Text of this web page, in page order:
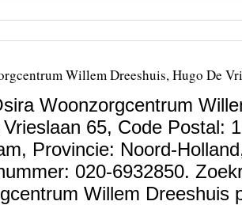
Willem Dreeshuis, Hugo De
Woonzorgcentrum
65, Code Postal:
, Provincie: Noord-Holland
020-6932850.
Willem Dreeshuis